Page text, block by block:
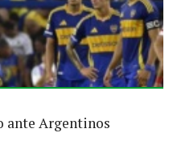
ante Argentinos